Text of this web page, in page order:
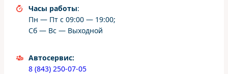
Часы работы:
Пн — Пт с 09:00 — 19:00;
Сб — Вс — Выходной
Автосервис:
8 (843) 250-07-05